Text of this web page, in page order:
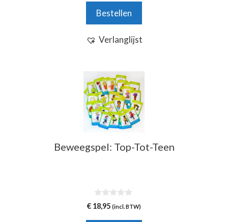
5Bestellen
Verlanglijst
Beweegspel: Top-Tot-Teen
0
v
€ 18,95 (incl. BTW)